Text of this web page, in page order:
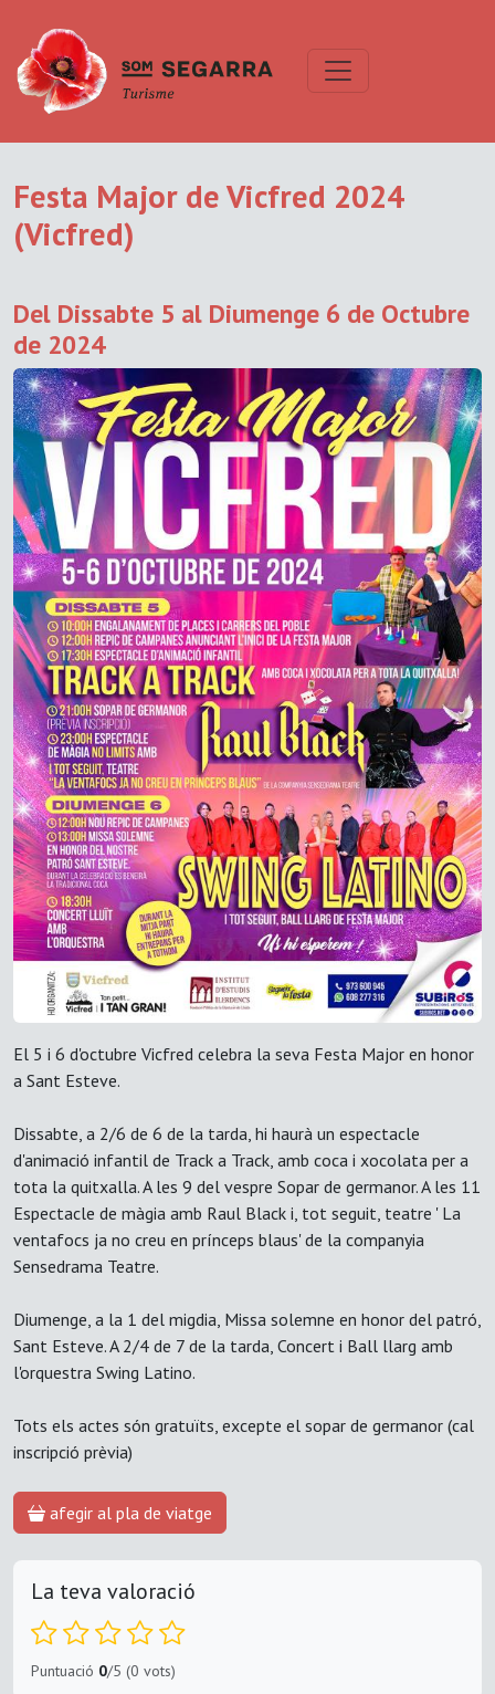
Festa Major de Vicfred 2024
(Vicfred)
Del Dissabte 5 al Diumenge 6 de Octubre
de 2024
El 5 i 6 d'octubre Vicfred celebra la seva Festa Major en honor
a Sant Esteve.
Dissabte, a 2/6 de 6 de la tarda, hi haurà un espectacle
d'animació infantil de Track a Track, amb coca i xocolata per a
tota la quitxalla. A les 9 del vespre Sopar de germanor. A les 11
Espectacle de màgia amb Raul Black i, tot seguit, teatre ' La
ventafocs ja no creu en prínceps blaus' de la companyia
Sensedrama Teatre.
Diumenge, a la 1 del migdia, Missa solemne en honor del patró,
Sant Esteve. A 2/4 de 7 de la tarda, Concert i Ball llarg amb
l'orquestra Swing Latino.
Tots els actes són gratuïts, excepte el sopar de germanor (cal
inscripció prèvia)
afegir al pla de viatge
La teva valoració
Puntuació 0/5 (0 vots)